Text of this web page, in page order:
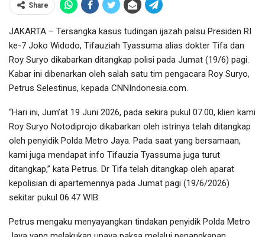
Share
JAKARTA – Tersangka kasus tudingan ijazah palsu Presiden RI
ke-7 Joko Widodo, Tifauziah Tyassuma alias dokter Tifa dan
Roy Suryo dikabarkan ditangkap polisi pada Jumat (19/6) pagi.
Kabar ini dibenarkan oleh salah satu tim pengacara Roy Suryo,
Petrus Selestinus, kepada CNNIndonesia.com.
“Hari ini, Jum’at 19 Juni 2026, pada sekira pukul 07.00, klien kami
Roy Suryo Notodiprojo dikabarkan oleh istrinya telah ditangkap
oleh penyidik Polda Metro Jaya. Pada saat yang bersamaan,
kami juga mendapat info Tifauzia Tyassuma juga turut
ditangkap,” kata Petrus. Dr Tifa telah ditangkap oleh aparat
kepolisian di apartemennya pada Jumat pagi (19/6/2026)
sekitar pukul 06.47 WIB.
Petrus mengaku menyayangkan tindakan penyidik Polda Metro